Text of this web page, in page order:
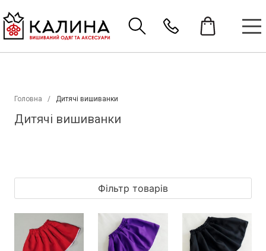
Головна Дитячі вишиванки
Дитячі вишиванки
Фільтр товарів